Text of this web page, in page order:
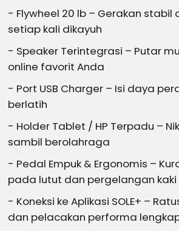
- Flywheel 20 lb – Gerakan stabil
setiap kali dikayuh
- Speaker Terintegrasi – Putar
online favorit Anda
- Port USB Charger – Isi daya
berlatih
- Holder Tablet / HP Terpadu –
sambil berolahraga
- Pedal Empuk & Ergonomis –
pada lutut dan pergelangan kaki
- Koneksi ke Aplikasi SOLE+ –
dan pelacakan performa